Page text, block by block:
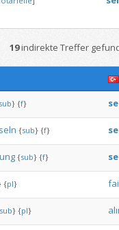
19indirekte Treffer
sub} {f}
{sub} {f}
{sub} {f}
{pl}
sub} {pl}